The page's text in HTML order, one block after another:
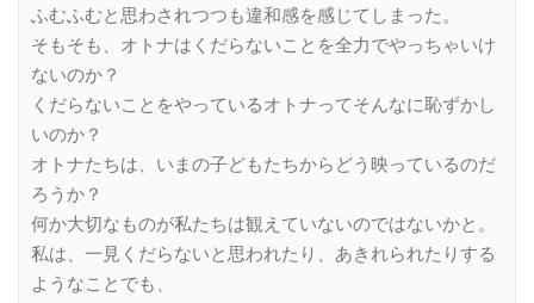
ふむふむと思わされつつも違和感を感じてしまった。
そもそも、オトナはくだらないことを全力でやっちゃいけ
ないのか？
くだらないことをやっているオトナってそんなに恥ずかし
いのか？
オトナたちは、いまの子どもたちからどう映っているのだ
ろうか？
何か大切なものが私たちは観えていないのではないかと。
私は、一見くだらないと思われたり、あきれられたりする
ようなことでも、